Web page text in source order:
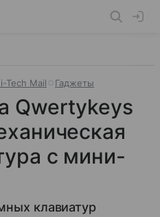
Tech Mail Гаджеты
Qwertykeys
с мини-
клавиатур